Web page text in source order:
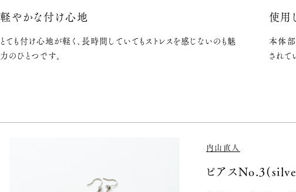
軽やかな付け心地
とても付け心地が軽く、長時間していてもストレスを感じないのも魅
力のひとつです。
使用
本体
されて
内山直人
ピアス